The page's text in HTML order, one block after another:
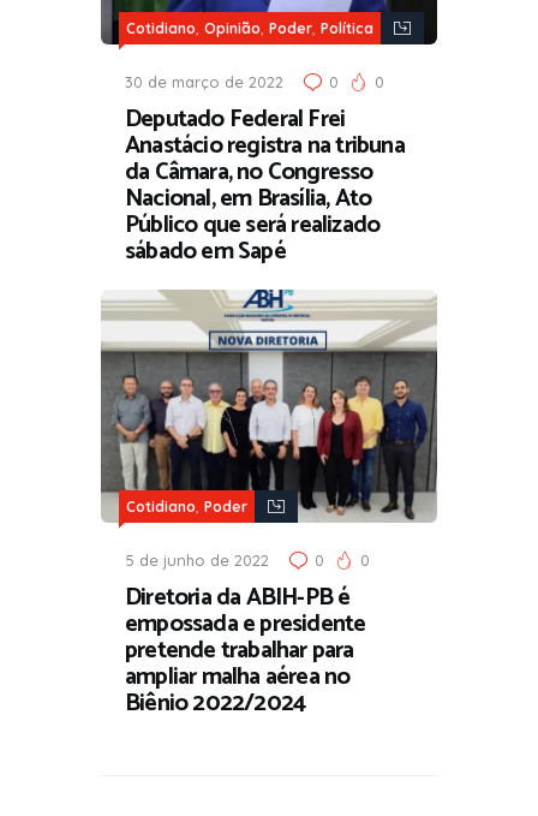
Cotidiano Opinião Poder Política
30 de março de 2022 0 0
Deputado Federal Frei
Anastácio registra na tribuna
da Câmara, no Congresso
Nacional, em Brasília, Ato
Público que será realizado
sábado em Sapé
Cotidiano, Poder
5 de junho de 2022 0 0
Diretoria da ABIH-PB é
empossada e presidente
pretende trabalhar para
ampliar malha aérea no
Biênio 2022/2024